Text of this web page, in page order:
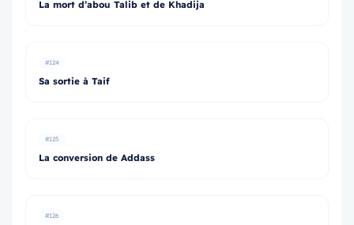
La mort d’abou Talib et de Khadija
#124
Sa sortie à Taif
#125
La conversion de Addass
#126